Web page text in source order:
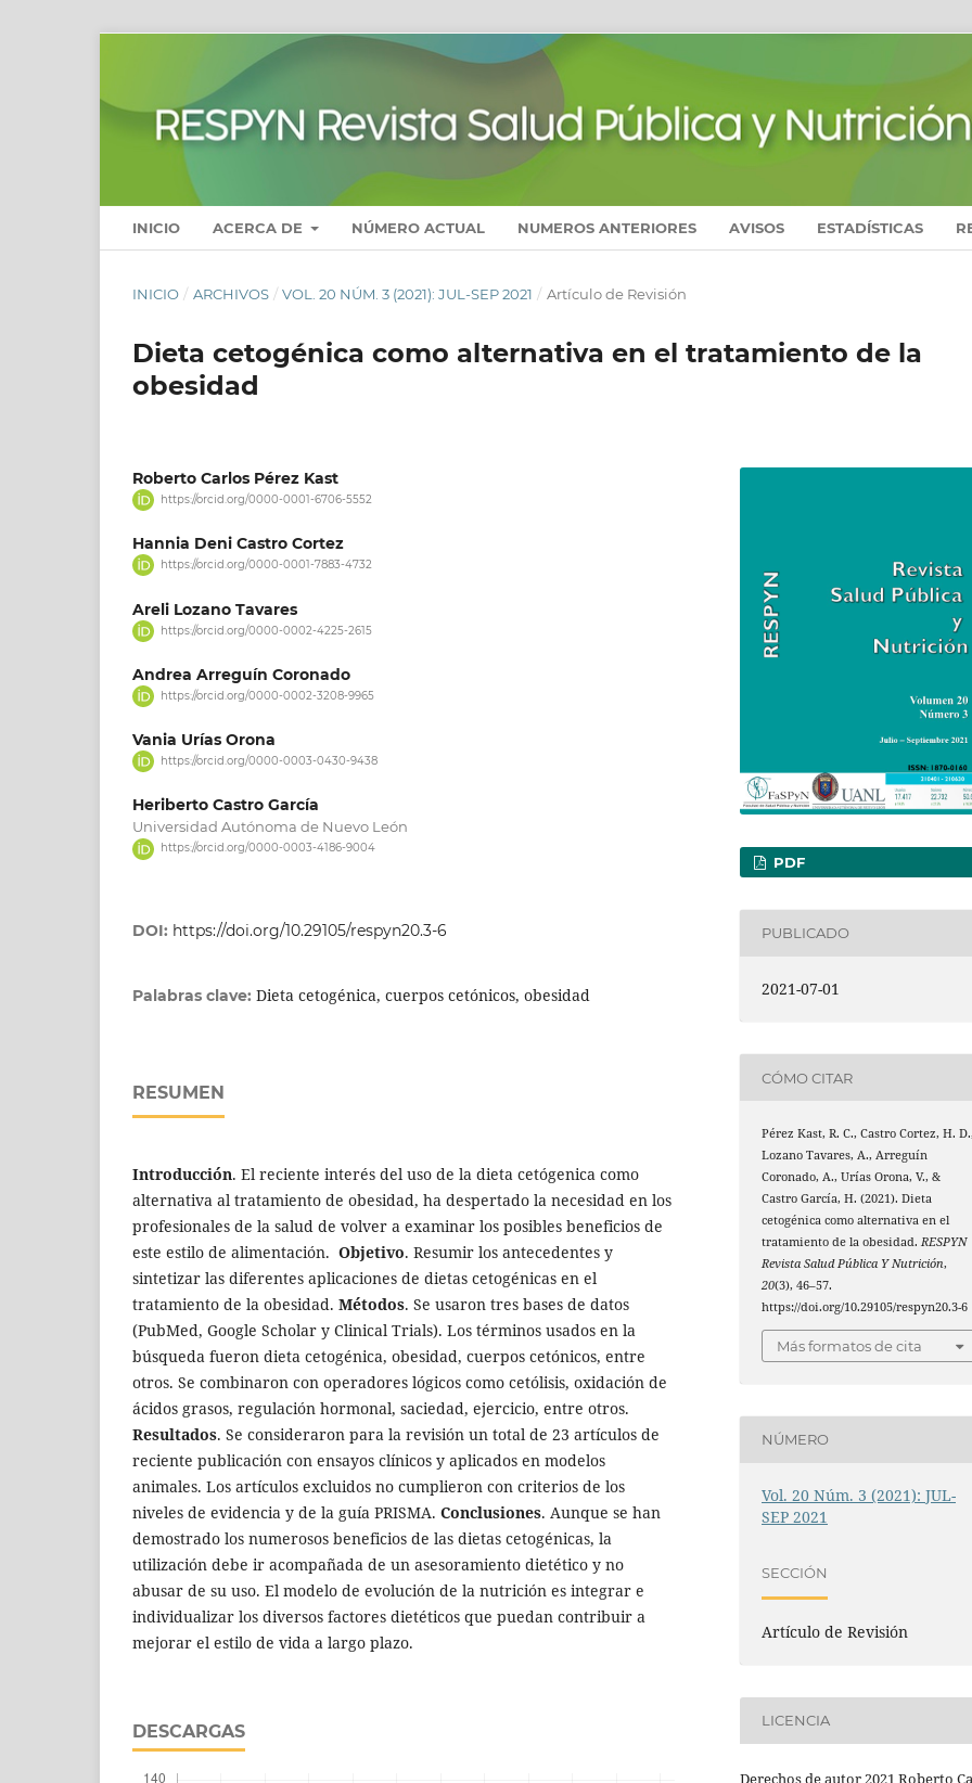
INICIO ACERCA DE NÚMERO ACTUAL NUMEROS ANTERIORES AVISOS ESTADÍSTICAS
INICIO / ARCHIVOS / VOL. 20 NÚM. 3 (2021): JUL-SEP 2021 / Artículo de Revisión
Dieta cetogénica como alternativa en el tratamiento de la
obesidad
Roberto Carlos Pérez Kast
https://orcid.org/0000-0001-6706-5552
Hannia Deni Castro Cortez
https://orcid.org/0000-0001-7883-4732
Areli Lozano Tavares
https://orcid.org/0000-0002-4225-2615
Andrea Arreguín Coronado
https://orcid.org/0000-0002-3208-9965
Vania Urías Orona
https://orcid.org/0000-0003-0430-9438
Heriberto Castro García
Universidad Autónoma de Nuevo León
https://orcid.org/0000-0003-4186-9004
DOI: https://doi.org/10.29105/respyn20.3-6
Palabras clave: Dieta cetogénica, cuerpos cetónicos, obesidad
RESUMEN
Introducción. El reciente interés del uso de la dieta cetógenica como
alternativa al tratamiento de obesidad, ha despertado la necesidad en los
profesionales de la salud de volver a examinar los posibles beneficios de
este estilo de alimentación. Objetivo. Resumir los antecedentes y
sintetizar las diferentes aplicaciones de dietas cetogénicas en el
tratamiento de la obesidad. Métodos. Se usaron tres bases de datos
(PubMed, Google Scholar y Clinical Trials). Los términos usados en la
búsqueda fueron dieta cetogénica, obesidad, cuerpos cetónicos, entre
otros. Se combinaron con operadores lógicos como cetólisis, oxidación de
ácidos grasos, regulación hormonal, saciedad, ejercicio, entre otros.
Resultados. Se consideraron para la revisión un total de 23 artículos de
reciente publicación con ensayos clínicos y aplicados en modelos
animales. Los artículos excluidos no cumplieron con criterios de los
niveles de evidencia y de la guía PRISMA. Conclusiones. Aunque se han
demostrado los numerosos beneficios de las dietas cetogénicas, la
utilización debe ir acompañada de un asesoramiento dietético y no
abusar de su uso. El modelo de evolución de la nutrición es integrar e
individualizar los diversos factores dietéticos que puedan contribuir a
mejorar el estilo de vida a largo plazo.
DESCARGAS
PDF
PUBLICADO
2021-07-01
CÓMO CITAR
Pérez Kast, R. C., Castro Cortez, H.
Lozano Tavares, A., Arreguín
Coronado, A., Urías Orona, V., &
Castro García, H. (2021). Dieta
cetogénica como alternativa en el
tratamiento de la obesidad.RESPYN
Revista Salud Pública Y Nutrición,
20(3), 46–57.
https://doi.org/10.29105/respyn20.3-6
Más formatos de cita
NÚMERO
Vol. 20 Núm. 3 (2021): JUL-
SEP 2021
SECCIÓN
Artículo de Revisión
LICENCIA
Derechos de autor 2021 Roberto